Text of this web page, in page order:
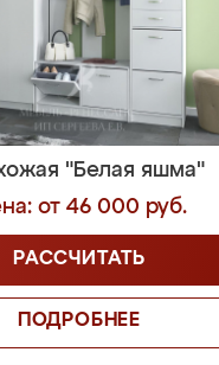
"Белая яшма"
от 46 000 руб.
РАССЧИТАТЬ
ПОДРОБНЕЕ